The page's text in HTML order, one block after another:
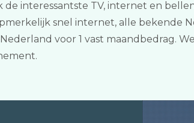
interessantste TV, internet en
snel internet, alle bekende
voor 1 vast maandbedrag.